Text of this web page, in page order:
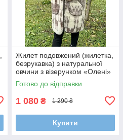
Жилет подовжений (жилетка,
безрукавка) з натуральної
овчини з візерунком «Олені»
(60-68 р.)
Готово до відправки
1 080 ₴ 1 290 ₴
Купити